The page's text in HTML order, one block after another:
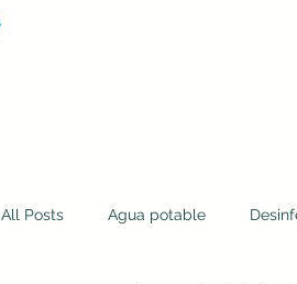
All Posts Agua potable